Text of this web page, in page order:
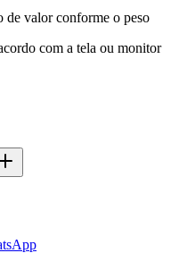
de valor conforme o peso
com a tela ou monitor